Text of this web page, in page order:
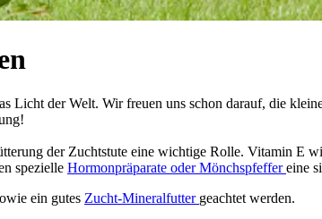
der Welt. Wir freuen uns schon darauf, die
der Zuchtstute eine wichtige Rolle. Vitamin E
spezielle Hormonpräparate oder Mönchspfeffereine
ein gutes Zucht-Mineralfutter geachtet werden.